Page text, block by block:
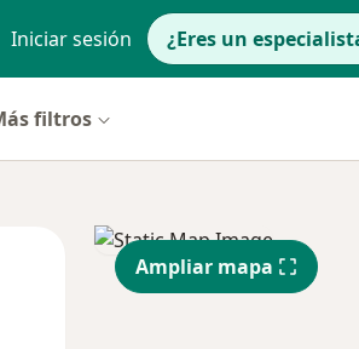
Iniciar sesión ¿Eres un
filtros
Mié
12 Ago
Jue
13 Ago
Ampliar mapa